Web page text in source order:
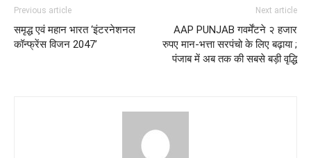
Previous article
समृद्ध एवं महान भारत ‘इंटरनेशनल
कॉन्फ्रेंस विजन 2047’
Next article
AAP PUNJAB गवर्मेंटने २ हजार
रुपए मान-भत्ता सरपंचो के लिए बढ़ाया ;
पंजाब में अब तक की सबसे बड़ी वृद्धि